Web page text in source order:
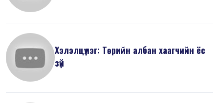
Хэлэлцүүлэг: Төрийн албан хаагчийн ёс
зүй